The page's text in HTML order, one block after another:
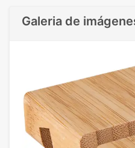
Galeria de